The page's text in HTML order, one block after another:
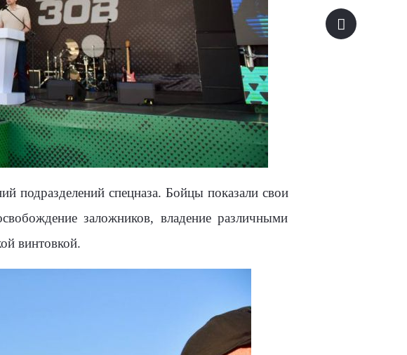
подразделений спецназа. Бойцы показали свои
заложников, владение различными
винтовкой.